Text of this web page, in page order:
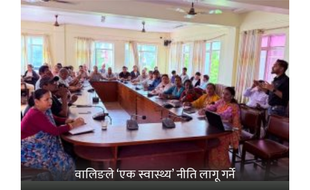
वालिङले ‘एक स्वास्थ्य’ नीति लागू गर्ने